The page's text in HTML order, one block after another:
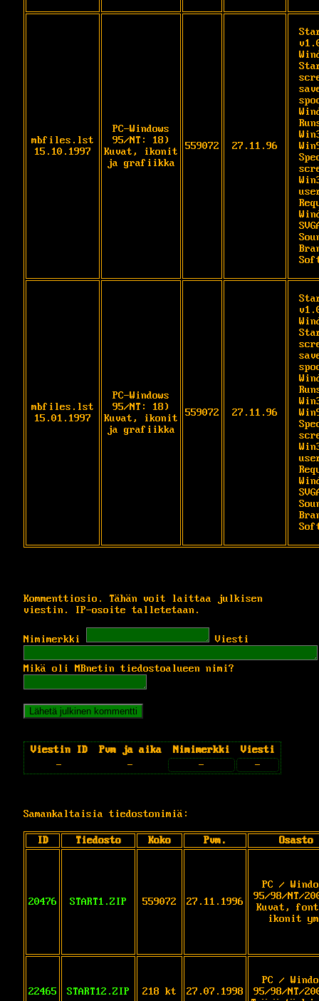
mbfiles.lst
15.10.1997
PC-Windows
95/NT: 18)
Kuvat, ikonit
ja grafiikka
559072 27.11.96
mbfiles.lst
15.01.1997
PC-Windows
95/NT: 18)
Kuvat, ikonit
ja grafiikka
559072 27.11.96
Kommenttiosio. Tähän voit laittaa julkisen
viestin. IP-osoite talletetaan.
Nimimerkki Viesti
Mikä oli MBnetin tiedostoalueen nimi?
Viestin ID Pvm ja aika Nimimerkki
Viesti
-
- - -
Samankaltaisia tiedostonimiä:
ID Tiedosto Koko Pvm. Osasto
20476 START1.ZIP 559072 27.11.1996
PC /
95/98/NT/
Kuvat,
ikonit
22465 START12.ZIP 218 kt 27.07.1998
PC /
95/98/NT/